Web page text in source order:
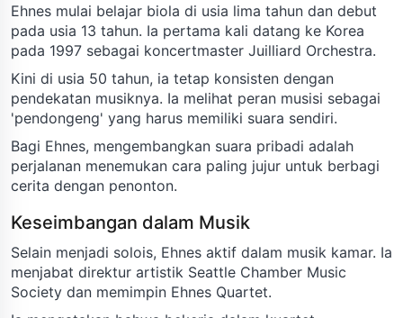
Ehnes mulai belajar biola di usia lima tahun dan debut
pada usia 13 tahun. Ia pertama kali datang ke Korea
pada 1997 sebagai koncertmaster Juilliard Orchestra.
Kini di usia 50 tahun, ia tetap konsisten dengan
pendekatan musiknya. Ia melihat peran musisi sebagai
'pendongeng' yang harus memiliki suara sendiri.
Bagi Ehnes, mengembangkan suara pribadi adalah
perjalanan menemukan cara paling jujur untuk berbagi
cerita dengan penonton.
Keseimbangan dalam Musik
Selain menjadi solois, Ehnes aktif dalam musik kamar. Ia
menjabat direktur artistik Seattle Chamber Music
Society dan memimpin Ehnes Quartet.